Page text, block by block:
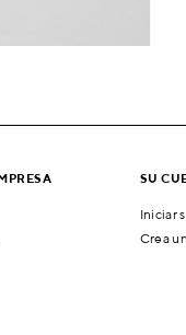
SU
Iniciar
Crea